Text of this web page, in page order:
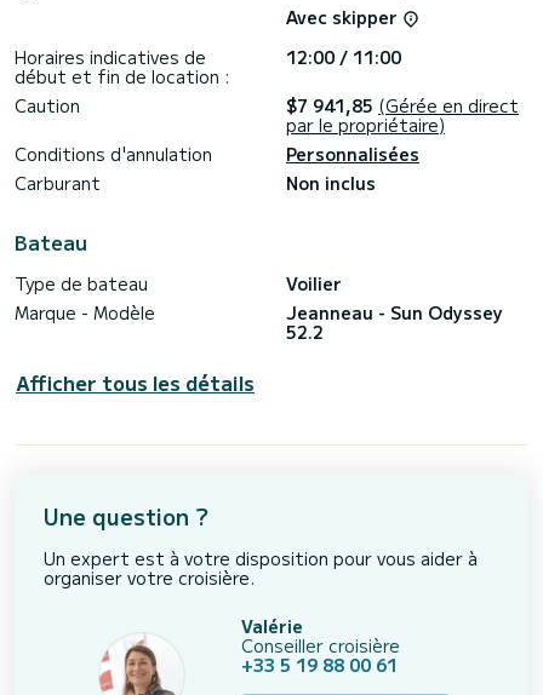
Avec skipper
Horaires indicatives de
début et fin de location :
12:00 / 11:00
Caution
$7 941,85 (Gérée en direct
par le propriétaire)
Conditions d'annulation
Personnalisées
Carburant
Non inclus
Bateau
Type de bateau
Voilier
Marque - Modèle
Jeanneau - Sun Odyssey
52.2
Afficher tous les détails
Une question ?
Un expert est à votre disposition pour vous aider à
organiser votre croisière.
Valérie
Conseiller croisière
+33 5 19 88 00 61